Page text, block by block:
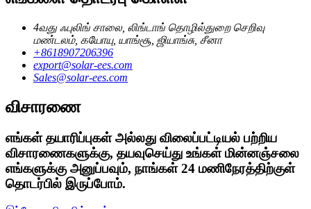
4வது ஃபுலிங் சாலை, லிங்டாங் தொழில்துறை செறிவு
மண்டலம், கயோயு, யாங்சூ, ஜியாங்சு, சீனா
+8618907206396
export@solar-ees.com
Sales@solar-ees.com
விசாரணை
எங்கள் தயாரிப்புகள் அல்லது விலைப்பட்டியல் பற்றிய
விசாரணைகளுக்கு, தயவுசெய்து உங்கள் மின்னஞ்சலை
எங்களுக்கு அனுப்பவும், நாங்கள் 24 மணிநேரத்திற்குள்
தொடர்பில் இருப்போம்.